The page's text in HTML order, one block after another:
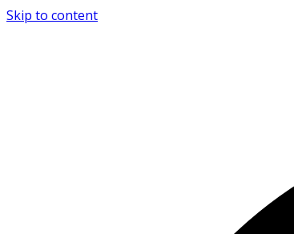
Skip to content